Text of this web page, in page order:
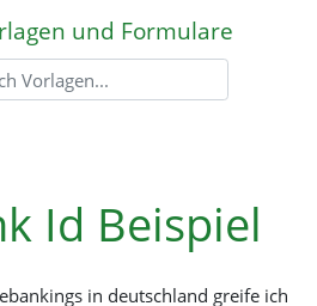
und Formulare
Id Beispiel
in deutschland greife ich